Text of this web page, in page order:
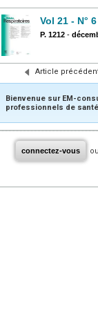
Vol 21 - N° 6
P. 1212 -
Article
Bienvenue sur EM-
professionnels de
connectez-vous ou